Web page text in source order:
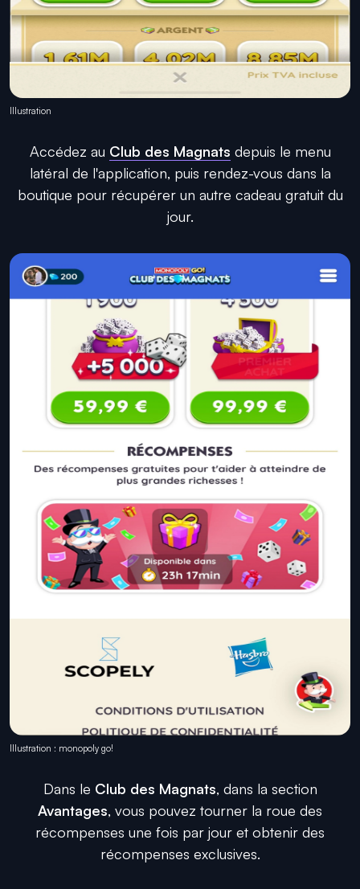
Illustration
Accédez au Club des Magnats depuis le menu
latéral de l'application, puis rendez-vous dans la
boutique pour récupérer un autre cadeau gratuit du
jour.
Illustration : monopoly go!
Dans le Club des Magnats, dans la section
Avantages, vous pouvez tourner la roue des
récompenses une fois par jour et obtenir des
récompenses exclusives.